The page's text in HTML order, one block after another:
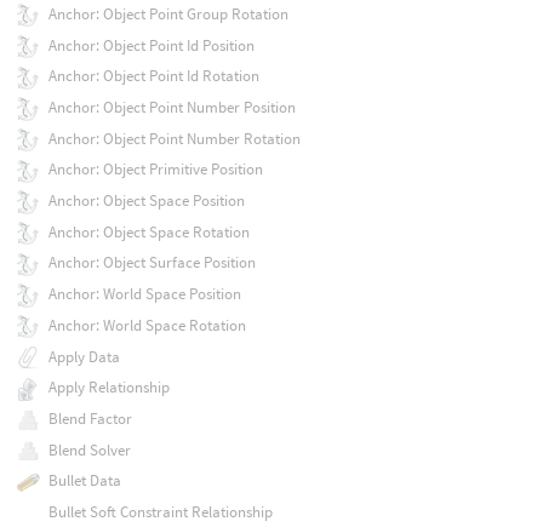
Anchor: Object Point Group Rotation
Anchor: Object Point Id Position
Anchor: Object Point Id Rotation
Anchor: Object Point Number Position
Anchor: Object Point Number Rotation
Anchor: Object Primitive Position
Anchor: Object Space Position
Anchor: Object Space Rotation
Anchor: Object Surface Position
Anchor: World Space Position
Anchor: World Space Rotation
Apply Data
Apply Relationship
Blend Factor
Blend Solver
Bullet Data
Bullet Soft Constraint Relationship